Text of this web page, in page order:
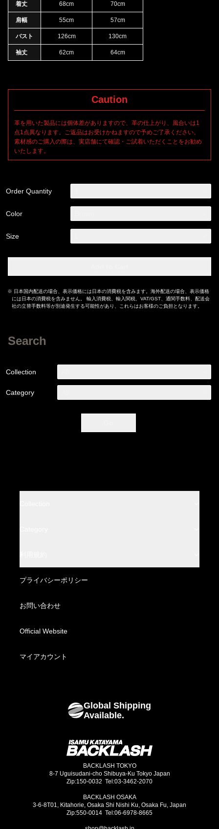
着丈 68cm 70cm
肩幅 55cm 57cm
バスト 126cm 130cm
袖丈 62cm 64cm
Caution
革を用いた製品には個体差がありますので、革の仕上がり、風合いは1
点1点異なります。ご返品はお受けかねますので予めご了承ください。
素材感のご購入の際は、実店舗にて確認・ご試着いただくことをお勧め
いたします。
Order Quantity
Color
Size
※ 日本国内配送の場合、表示価格には日本の消費税を含みます。海外配送の場合、表示価格
には日本の消費税を含みません。 輸入消費税、輸入関税、VAT/GST、通関手数料、配送会
社の立替手数料等が別途発生する可能性があり、これらはお客様のご負担となります。
Search
Collection
Category
BACKLASH THE DENIM
BACKLASH XX Yohji Yamamoto
Leather Bottoms
Fabric Wear
Fabric Bottoms
Footwear
特定商取引法に基づく表記
配送方法・送料について
お支払い方法について
海外発送について
プライバシーポリシー
お問い合わせ
Official Website
マイアカウント
Global Shipping
Available.
BACKLASH TOKYO
8-7 Uguisudani-cho Shibuya-Ku Tokyo Japan
Zip:150-0032 Tel:03-3462-2070
BACKLASH OSAKA
3-6-8T01, Kitahorie, Osaka Shi Nishi Ku, Osaka Fu, Japan
Zip:550-0014 Tel:06-6978-8665